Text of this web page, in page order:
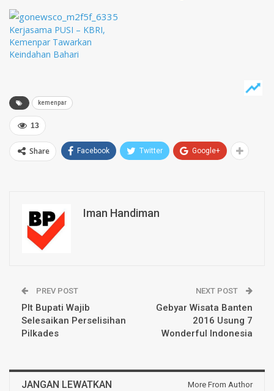
Kerjasama PUSI – KBRI,
Kemenpar Tawarkan
Keindahan Bahari
kemenpar
13
Share Facebook Twitter Google+
Iman Handiman
PREV POST
Plt Bupati Wajib
Selesaikan Perselisihan
Pilkades
NEXT POST
Gebyar Wisata Banten
2016 Usung 7
Wonderful Indonesia
JANGAN LEWATKAN More From Author